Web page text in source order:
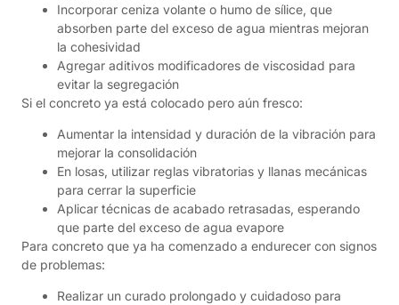
Incorporar ceniza volante o humo de sílice, que
absorben parte del exceso de agua mientras mejoran
la cohesividad
Agregar aditivos modificadores de viscosidad para
evitar la segregación
Si el concreto ya está colocado pero aún fresco:
Aumentar la intensidad y duración de la vibración para
mejorar la consolidación
En losas, utilizar reglas vibratorias y llanas mecánicas
para cerrar la superficie
Aplicar técnicas de acabado retrasadas, esperando
que parte del exceso de agua evapore
Para concreto que ya ha comenzado a endurecer con signos
de problemas:
Realizar un curado prolongado y cuidadoso para